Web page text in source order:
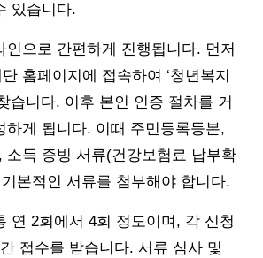
있습니다.
인으로 간편하게 진행됩니다. 먼저
홈페이지에 접속하여 ‘청년복지
습니다. 이후 본인 인증 절차를 거
하게 됩니다. 이때 주민등록등본,
소득 증빙 서류(건강보험료 납부확
본적인 서류를 첨부해야 합니다.
연 2회에서 4회 정도이며, 각 신청
접수를 받습니다. 서류 심사 및